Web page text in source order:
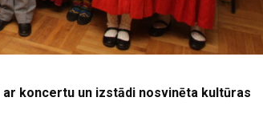
ar koncertu un izstādi nosvinēta kultūras